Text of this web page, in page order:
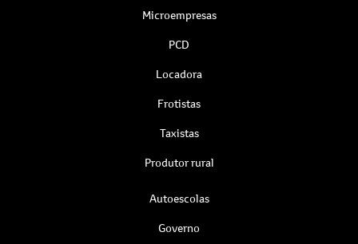
Microempresas
PCD
Locadora
Frotistas
Taxistas
Produtor rural
Autoescolas
Governo